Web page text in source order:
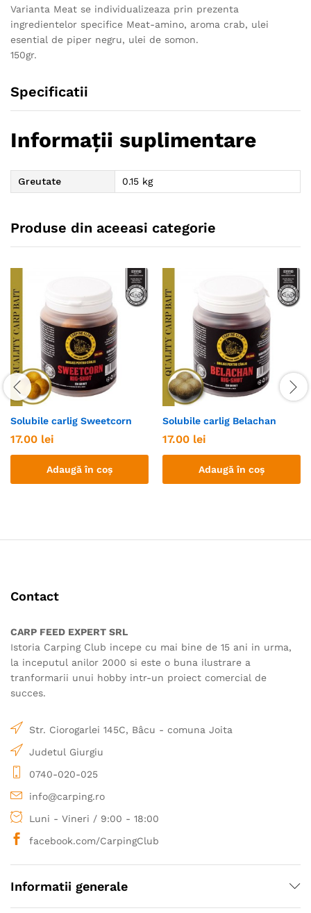
Varianta Meat se individualizeaza prin prezenta
ingredientelor specifice Meat-amino, aroma crab, ulei
esential de piper negru, ulei de somon.
150gr.
Specificatii
Informații suplimentare
Greutate 0.15 kg
Produse din aceeasi categorie
Solubile carlig Sweetcorn
17.00 lei
Adaugă în coș
Solubile carlig Belachan
17.00 lei
Adaugă în coș
Contact
CARP FEED EXPERT SRL
Istoria Carping Club incepe cu mai bine de 15 ani in urma,
la inceputul anilor 2000 si este o buna ilustrare a
tranformarii unui hobby intr-un proiect comercial de
succes.
Str. Ciorogarlei 145C, Bâcu - comuna Joita
Judetul Giurgiu
0740-020-025
info@carping.ro
Luni - Vineri / 9:00 - 18:00
facebook.com/CarpingClub
Informatii generale